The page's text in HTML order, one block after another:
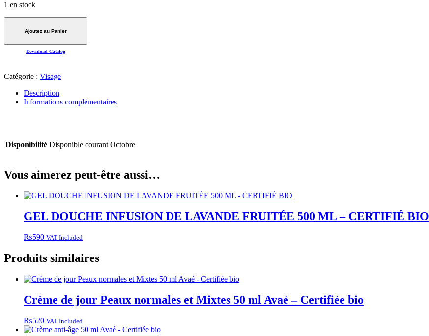
1 en stock
quantité
DÉMAQUILLANT
LAVABLE
COTON
Ajoutez au Panier
Download Catalog
Catégorie : Visage
Description
Informations complémentaires
Disponibilité Disponible courant Octobre
Vous aimerez peut-être aussi…
GEL DOUCHE INFUSION DE LAVANDE FRUITÉE 500 ML – CERTIFIÉ BIO
₨590 VAT Included
Produits similaires
Crème de jour Peaux normales et Mixtes 50 ml Avaé – Certifiée bio
₨520 VAT Included